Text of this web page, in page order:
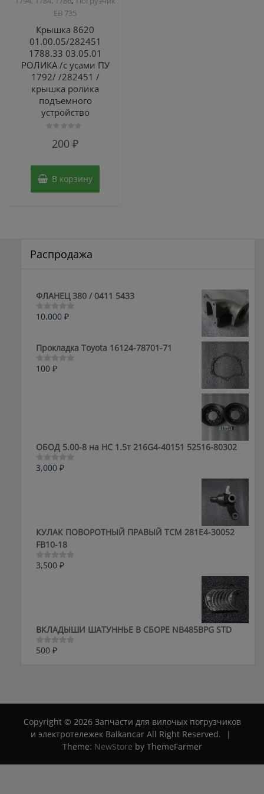
ЕВ 735
Крышка 8620
01.00.05/282451
1788.33 03.05.01
РОЛИКА /с усами ПУ
1792/ /282451 /
крышка ролика
подъемного
устройство
200₽
В корзину
Распродажа
ФЛАНЕЦ 380 / 0411 5433
Оценка
5
10,000 ₽
Прокладка Toyota 16124-78701-71
Оценка
100 ₽
ОБОД 5.00-8 на HC 1.5т 216G4-40151 52516-80302
Оценка
3,000 ₽
КУЛАК ПОВОРОТНЫЙ ПРАВЫЙ ТСМ 281E4-30052
FB10-18
Оценка
3,500 ₽
ВКЛАДЫШИ ШАТУННЬЕ В СБОРЕ NB485BPG STD
Оценка
500 ₽
Copyright © 2026 Запчасти для вилочых погрузчиков
и электротележек Balkancar All Right Reserved.
|
Theme: NewStore by ThemeFarmer